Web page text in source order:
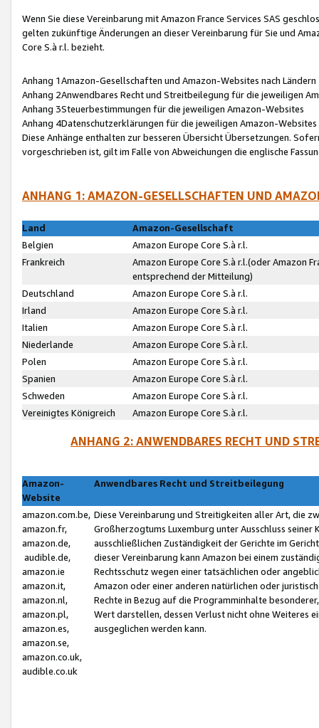
Wenn Sie diese Vereinbarung mit Amazon France Services SAS
gelten zukünftige Änderungen an dieser Vereinbarung für Sie und
Core S.à r.l. bezieht.
Anhang 1Amazon-Gesellschaften und Amazon-Websites nach Ländern
Anhang 2Anwendbares Recht und Streitbeilegung für die jeweiligen
Anhang 3Steuerbestimmungen für die jeweiligen Amazon-Websites
Anhang 4Datenschutzerklärungen für die jeweiligen Amazon-Websites
Diese Anhänge enthalten zur besseren Übersicht Übersetzungen.
vorgeschrieben ist, gilt im Falle von Abweichungen die englische
ANHANG 1: AMAZON-GESELLSCHAFTEN UND
Land
Amazon-Gesellschaft
Belgien
Amazon Europe Core S.à r.l.
Frankreich
Amazon Europe Core S.à r.l.(oder Amazon
entsprechend der Mitteilung)
Deutschland
Amazon Europe Core S.à r.l.
Irland
Amazon Europe Core S.à r.l.
Italien
Amazon Europe Core S.à r.l.
Niederlande
Amazon Europe Core S.à r.l.
Polen
Amazon Europe Core S.à r.l.
Spanien
Amazon Europe Core S.à r.l.
Schweden
Amazon Europe Core S.à r.l.
Vereinigtes Königreich
Amazon Europe Core S.à r.l.
ANHANG 2: ANWENDBARES RECHT UND
Amazon-
Website
Anwendbares Recht und Streitbeilegung
amazon.com.be,
amazon.fr,
amazon.de,
audible.de,
amazon.ie
amazon.it,
amazon.nl,
amazon.pl,
amazon.es,
amazon.se,
amazon.co.uk,
audible.co.uk
Diese Vereinbarung und Streitigkeiten aller Art, die
Großherzogtums Luxemburg unter Ausschluss
ausschließlichen Zuständigkeit der Gerichte im
dieser Vereinbarung kann Amazon bei einem
Rechtsschutz wegen einer tatsächlichen oder
Amazon oder einer anderen natürlichen oder
Rechte in Bezug auf die Programminhalte
Wert darstellen, dessen Verlust nicht ohne Weiteres
ausgeglichen werden kann.